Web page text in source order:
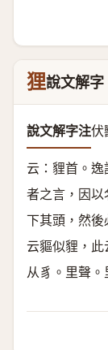
狸說文解字
說文解字注伏
云：貍首。
者之言，因
下其頭，然
云貙似貍，此
从豸。里聲。